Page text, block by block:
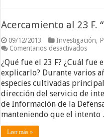
Acercamiento al 23 F.
09/12/2013 Investigación,
Comentarios desactivadosen
al
23
F.
De
¿Qué fue el 23 F? ¿Cuál fue
explicarlo? Durante varios
especies cultivadas
dirección del servicio de
de Información de la
manteniendo que el
Leer más »